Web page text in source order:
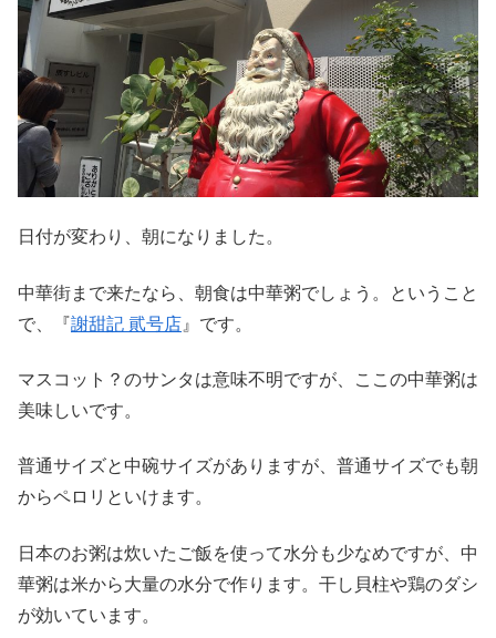
日付が変わり、朝になりました。
中華街まで来たなら、朝食は中華粥でしょう。ということ
で、『謝甜記 貮号店 』です。
マスコット？のサンタは意味不明ですが、ここの中華粥は
美味しいです。
普通サイズと中碗サイズがありますが、普通サイズでも朝
からペロリといけます。
日本のお粥は炊いたご飯を使って水分も少なめですが、中
華粥は米から大量の水分で作ります。干し貝柱や鶏のダシ
が効いています。